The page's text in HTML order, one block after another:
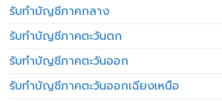
รับทำบัญชีภาคกลาง
รับทำบัญชีภาคตะวันตก
รับทำบัญชีภาคตะวันออก
รับทำบัญชีภาคตะวันออกเฉียงเหนือ